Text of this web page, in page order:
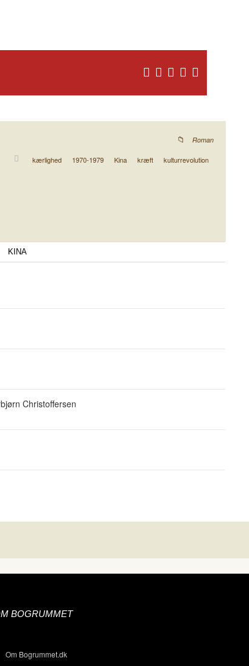
Roman
kærlighed 1970-1979 Kina kræft kulturrevolution
KINA
Christoffersen
BOGRUMMET
Om Bogrummet.dk